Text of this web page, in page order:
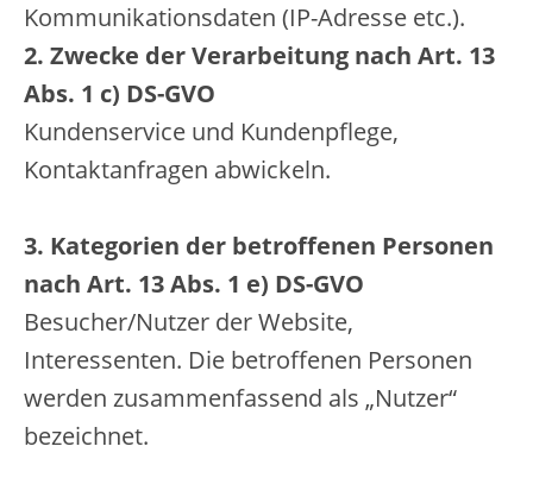
Kommunikationsdaten (IP-Adresse etc.).
2. Zwecke der Verarbeitung nach Art. 13
Abs. 1 c) DS-GVO
Kundenservice und Kundenpflege,
Kontaktanfragen abwickeln.
3. Kategorien der betroffenen Personen
nach Art. 13 Abs. 1 e) DS-GVO
Besucher/Nutzer der Website,
Interessenten. Die betroffenen Personen
werden zusammenfassend als „Nutzer“
bezeichnet.